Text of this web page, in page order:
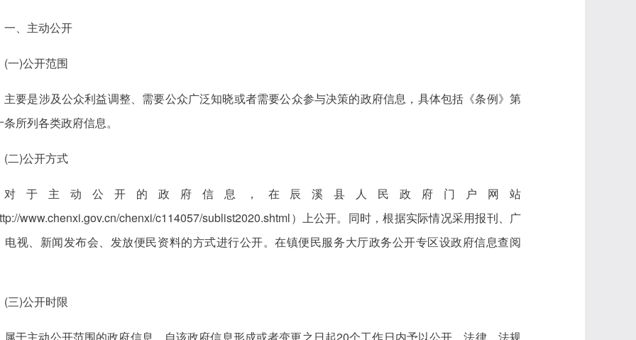
一、主动公开
(一)公开范围
主要是涉及公众利益调整、需要公众广泛知晓或者需要公众参与决策的政府信息，具体包括《条例》第
所列各类政府信息。
(二)公开方式
对于主动公开的政府信息，在辰溪县人民政府门户网站
www.chenxi.gov.cn/chenxi/c114057/sublist2020.shtml）上公开。同时，根据实际情况采用报刊、广
电视、新闻发布会、发放便民资料的方式进行公开。在镇便民服务大厅政务公开专区设政府信息查阅
(三)公开时限